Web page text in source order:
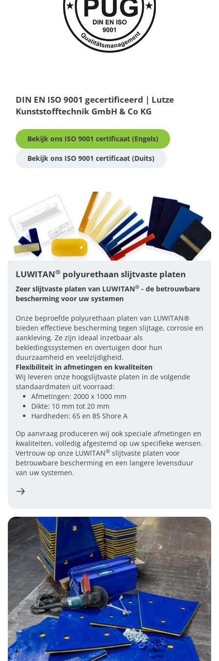
DIN EN ISO 9001 gecertificeerd | Lutze
Kunststofftechnik GmbH & Co KG
Bekijk ons ISO 9001 certificaat (Engels)
Bekijk ons ISO 9001 certificaat (Duits)
LUWITAN® polyurethaan slijtvaste platen
Zeer slijtvaste platen van LUWITAN® - de betrouwbare
bescherming voor uw systemen
Onze beproefde polyurethaan platen van LUWITAN®
bieden effectieve bescherming tegen slijtage, corrosie en
aankleving. Ze zijn ideaal inzetbaar als
bekledingssystemen en overtuigen door hun
duurzaamheid en veelzijdigheid.
Flexibiliteit in afmetingen en kwaliteiten
Wij leveren onze hoogslijtvaste platen in de volgende
standaardmaten uit voorraad:
Afmetingen: 2000 x 1000 mm
Dikte: 10 mm tot 20 mm
Hardheden: 65 en 85 Shore A
Op aanvraag produceren wij ook speciale afmetingen en
kwaliteiten, volledig afgestemd op uw specifieke wensen.
Vertrouw op onze LUWITAN® slijtvaste platen voor
betrouwbare bescherming en een langere levensduur
van uw systemen.